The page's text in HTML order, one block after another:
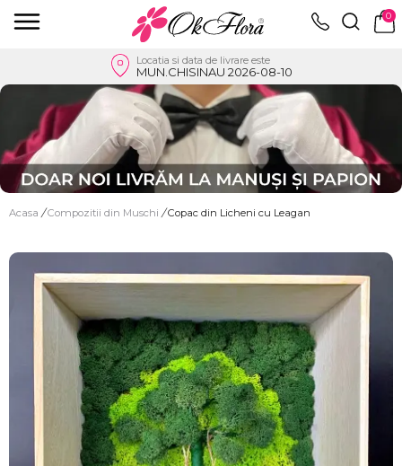
0
Locatia si data de livrare este
MUN.CHISINAU 2026-08-10
Acasa / Compozitii din Muschi / Copac din Licheni cu Leagan